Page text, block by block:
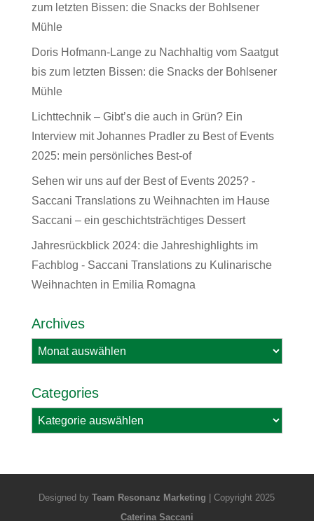
zum letzten Bissen: die Snacks der Bohlsener
Mühle
Doris Hofmann-Langezu Nachhaltig vom Saatgut
bis zum letzten Bissen: die Snacks der Bohlsener
Mühle
Lichttechnik – Gibt’s die auch in Grün? Ein
Interview mit Johannes Pradlerzu Best of Events
2025: mein persönliches Best-of
Sehen wir uns auf der Best of Events 2025? -
Saccani Translationszu Weihnachten im Hause
Saccani – ein geschichtsträchtiges Dessert
Jahresrückblick 2024: die Jahreshighlights im
Fachblog - Saccani Translationszu Kulinarische
Weihnachten in Emilia Romagna
Archives
Archives
Categories
Categories
Designed byTeam Resonanz Marketing | Copyright 2025
Caterina Saccani